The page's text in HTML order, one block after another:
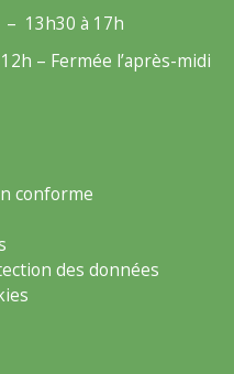
13h30 à 17h
– Fermée l’après-midi
conforme
des données